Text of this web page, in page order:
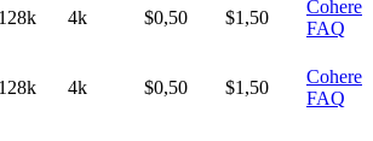
128k 4k $0,50 $1,50
Cohere
FAQ
128k 4k $0,50 $1,50
Cohere
FAQ